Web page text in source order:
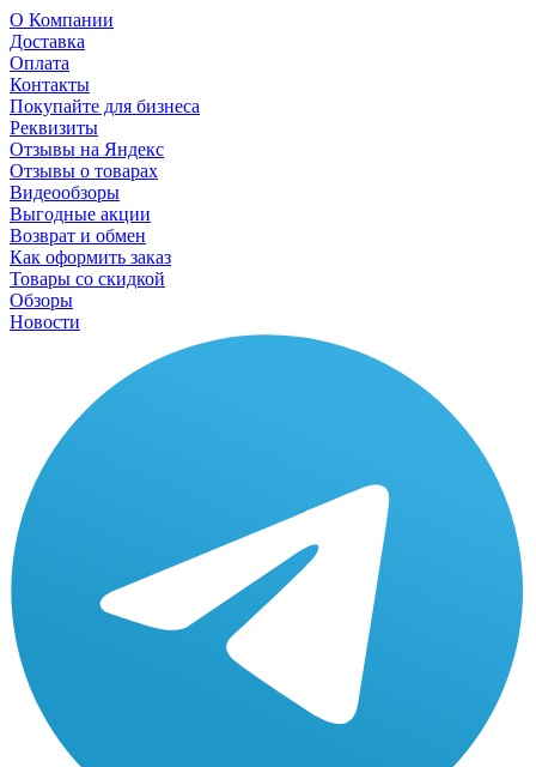
О Компании
Доставка
Оплата
Контакты
Покупайте для бизнеса
Реквизиты
Отзывы на Яндекс
Отзывы о товарах
Видеообзоры
Выгодные акции
Возврат и обмен
Как оформить заказ
Товары со скидкой
Обзоры
Новости